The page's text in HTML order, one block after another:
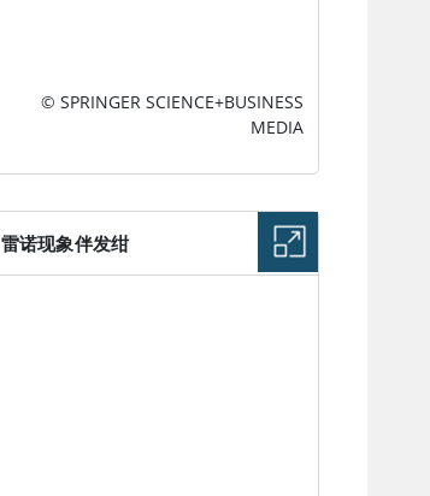
© SPRINGER SCIENCE+BUSINESS
MEDIA
雷诺现象伴发绀